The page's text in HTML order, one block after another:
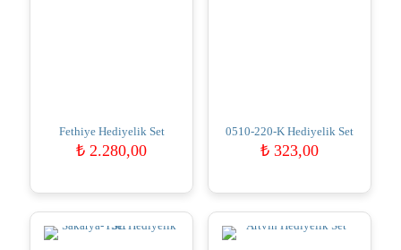
Fethiye Hediyelik Set
₺ 2.280,00
0510-220-K Hediyelik Set
₺323,00